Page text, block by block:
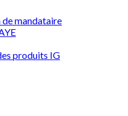
mandataire
produits IG